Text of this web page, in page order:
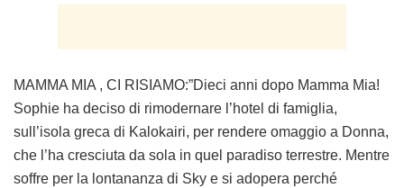
MAMMA MIA , CI RISIAMO:”Dieci anni dopo Mamma Mia!
Sophie ha deciso di rimodernare l’hotel di famiglia,
sull’isola greca di Kalokairi, per rendere omaggio a Donna,
che l’ha cresciuta da sola in quel paradiso terrestre. Mentre
soffre per la lontananza di Sky e si adopera perché